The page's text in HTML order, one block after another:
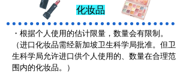
化妆品
・根据个人使用的估计限量，数量会有限制。
（进口化妆品需经新加坡卫生科学局批准。但卫
生科学局允许进口供个人使用的、数量在合理范
围内的化妆品。）